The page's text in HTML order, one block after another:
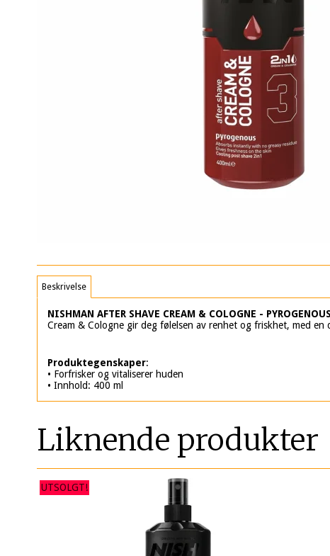
Beskrivelse
NISHMAN AFTER SHAVE CREAM & COLOGNE -
Cream & Cologne gir deg følelsen av renhet og friskhet, med
Produktegenskaper:
• Forfrisker og vitaliserer huden
• Innhold: 400 ml
Liknende produkter
UTSOLGT!